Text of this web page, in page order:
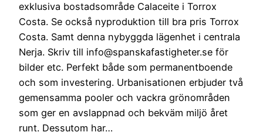
exklusiva bostadsområde Calaceite i Torrox
Costa. Se också nyproduktion till bra pris Torrox
Costa. Samt denna nybyggda lägenhet i centrala
Nerja. Skriv till info@spanskafastigheter.se för
bilder etc. Perfekt både som permanentboende
och som investering. Urbanisationen erbjuder två
gemensamma pooler och vackra grönområden
som ger en avslappnad och bekväm miljö året
runt. Dessutom har…